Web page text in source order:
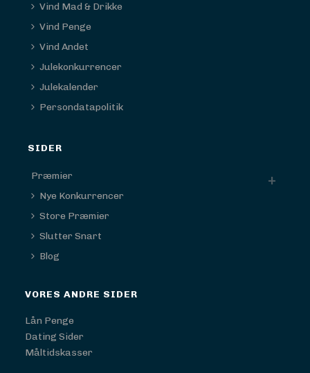
Vind Mad & Drikke
Vind Penge
Vind Andet
Julekonkurrencer
Julekalender
Persondatapolitik
SIDER
Præmier
Nye Konkurrencer
Store Præmier
Slutter Snart
Blog
VORES ANDRE SIDER
Lån Penge
Dating Sider
Måltidskasser